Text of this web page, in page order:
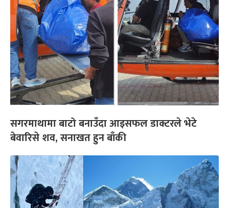
सगरमाथामा बाटो बनाउँदा आइसफल डाक्टरले भेटे
बेवारिसे शव, सनाखत हुन बाँकी